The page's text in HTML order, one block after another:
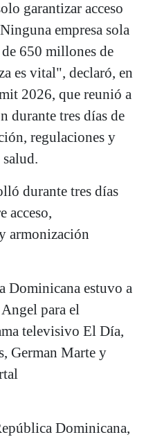
garantizar acceso
empresa sola
650 millones de
es vital", declaró, en
2026, que reunió a
durante tres días de
regulaciones y
salud.
durante tres días
acceso,
armonización
Dominicana estuvo a
para el
televisivo El Día,
German Marte y
Dominicana,